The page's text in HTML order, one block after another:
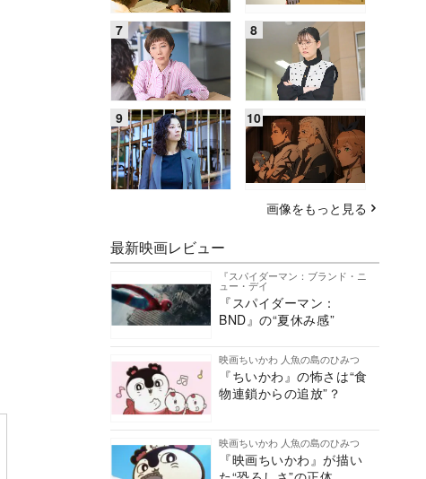
画像をもっと見る
最新映画レビュー
『スパイダーマン：ブランド・ニ
ュー・デイ
『スパイダーマン：
BND』の“夏休み感”
映画ちいかわ 人魚の島のひみつ
『ちいかわ』の怖さは“食
物連鎖からの追放”？
映画ちいかわ 人魚の島のひみつ
『映画ちいかわ』が描い